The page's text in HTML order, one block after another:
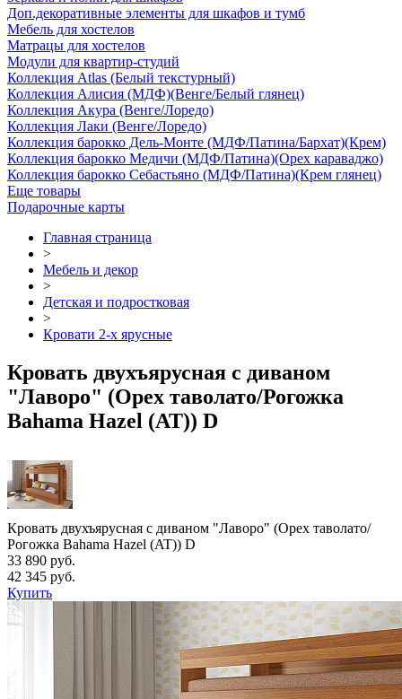
Доп.декоративные элементы для шкафов и тумб
Мебель для хостелов
Матрацы для хостелов
Модули для квартир-студий
Коллекция Atlas (Белый текстурный)
Коллекция Алисия (МДФ)(Венге/Белый глянец)
Коллекция Акура (Венге/Лоредо)
Коллекция Лаки (Венге/Лоредо)
Коллекция барокко Дель-Монте (МДФ/Патина/Бархат)(Крем)
Коллекция барокко Медичи (МДФ/Патина)(Орех караваджо)
Коллекция барокко Себастьяно (МДФ/Патина)(Крем глянец)
Еще товары
Подарочные карты
Главная страница
>
Мебель и декор
>
Детская и подростковая
>
Кровати 2-х ярусные
Кровать двухъярусная с диваном
"Лаворо" (Орех таволато/Рогожка
Bahama Hazel (AT)) D
Кровать двухъярусная с диваном "Лаворо" (Орех таволато/
Рогожка Bahama Hazel (AT)) D
33 890 руб.
42 345 руб.
Купить